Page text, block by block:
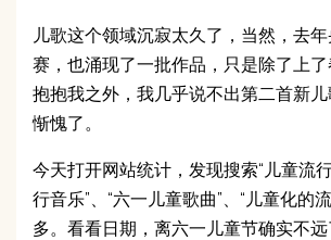
儿歌这个领域沉寂太久了，当然，去
赛，也涌现了一批作品，只是除了上
抱抱我之外，我几乎说不出第二首新
惭愧了。
今天打开网站统计，发现搜索“儿童流
行音乐”、“六一儿童歌曲”、“儿童化的
多。看看日期，离六一儿童节确实不